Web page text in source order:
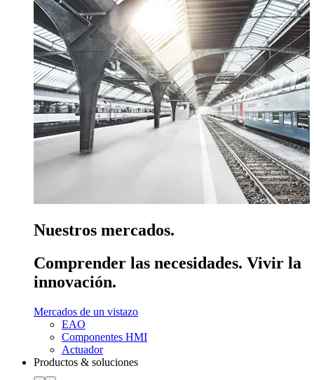
Nuestros mercados.
Comprender las necesidades. Vivir la
innovación.
Mercados de un vistazo
EAO
Componentes HMI
Actuador
Productos & soluciones